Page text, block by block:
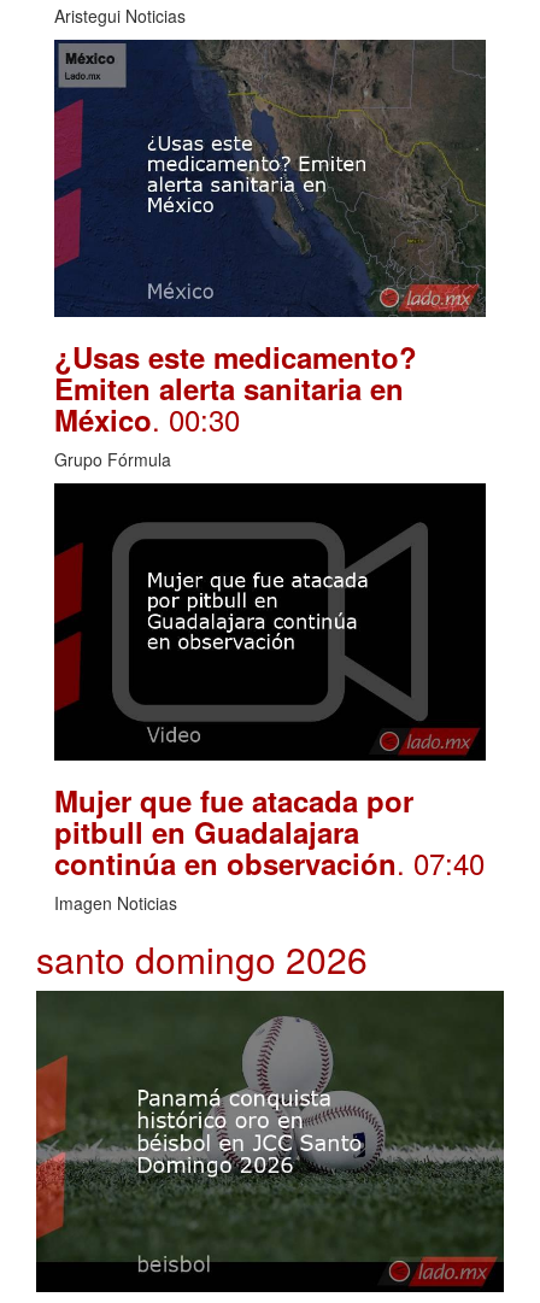
Aristegui Noticias
¿Usas este medicamento?
Emiten alerta sanitaria en
México. 00:30
Grupo Fórmula
Mujer que fue atacada por
pitbull en Guadalajara
continúa en observación. 07:40
Imagen Noticias
santo domingo 2026